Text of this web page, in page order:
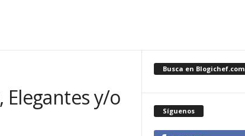
Elegantes y/o
Busca en Blogichef.com
Síguenos